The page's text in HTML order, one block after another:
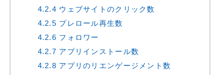
4.2.4 ウェブサイトのクリック数
4.2.5 プレロール再生数
4.2.6 フォロワー
4.2.7 アプリインストール数
4.2.8 アプリのリエンゲージメント数